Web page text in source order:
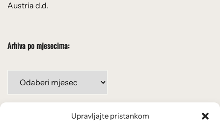
Upravljajte pristankom
Austria d.d.
Arhiva po mjesecima:
mjesecima: